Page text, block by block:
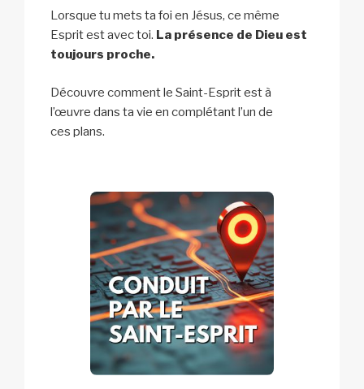
Lorsque tu mets ta foi en Jésus, ce même
Esprit est avec toi. La présence de Dieu est
toujours proche.
Découvre comment le Saint-Esprit est à
l’œuvre dans ta vie en complétant l’un de
ces plans.